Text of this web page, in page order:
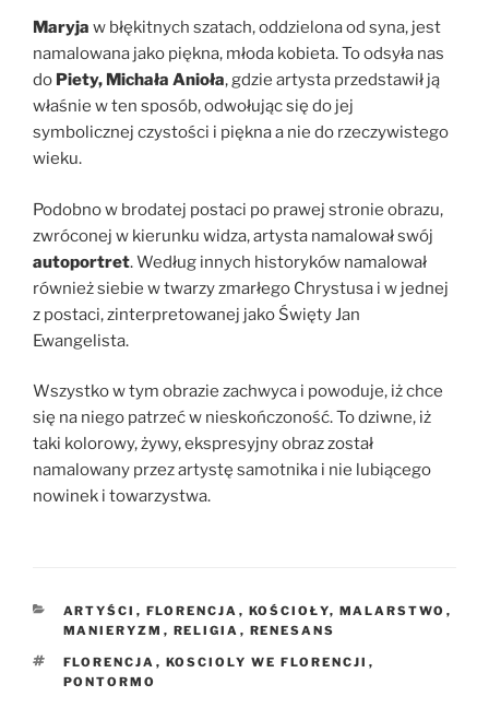
Maryja w błękitnych szatach, oddzielona od syna, jest
namalowana jako piękna, młoda kobieta. To odsyła nas
do Piety, Michała Anioła, gdzie artysta przedstawił ją
właśnie w ten sposób, odwołując się do jej
symbolicznej czystości i piękna a nie do rzeczywistego
wieku.
Podobno w brodatej postaci po prawej stronie obrazu,
zwróconej w kierunku widza, artysta namalował swój
autoportret. Według innych historyków namalował
również siebie w twarzy zmarłego Chrystusa i w jednej
z postaci, zinterpretowanej jako Święty Jan
Ewangelista.
Wszystko w tym obrazie zachwyca i powoduje, iż chce
się na niego patrzeć w nieskończoność. To dziwne, iż
taki kolorowy, żywy, ekspresyjny obraz został
namalowany przez artystę samotnika i nie lubiącego
nowinek i towarzystwa.
KATEGORIE
ARTYŚCI , FLORENCJA , KOŚCIOŁY, MALARSTWO ,
MANIERYZM , RELIGIA , RENESANS
TAGI
FLORENCJA , KOSCIOLY WE FLORENCJI ,
PONTORMO